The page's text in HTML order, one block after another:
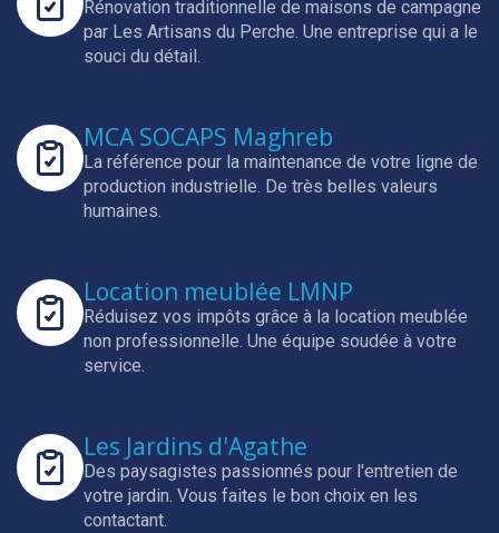
Rénovation traditionnelle de maisons de campagne
par Les Artisans du Perche. Une entreprise qui a le
souci du détail.
MCA SOCAPS Maghreb
La référence pour la maintenance de votre ligne de
production industrielle. De très belles valeurs
humaines.
Location meublée LMNP
Réduisez vos impôts grâce à la location meublée
non professionnelle. Une équipe soudée à votre
service.
Les Jardins d'Agathe
Des paysagistes passionnés pour l'entretien de
votre jardin. Vous faites le bon choix en les
contactant.